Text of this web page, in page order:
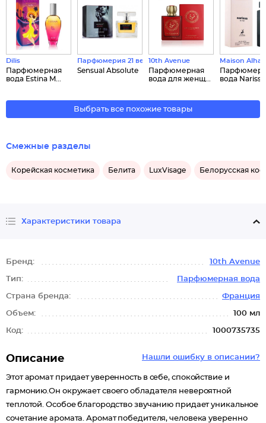
Dilis
Парфюмерная
вода Estina M...
Парфюмерия 21 века
Sensual Absolute
10th Avenue
Парфюмерная
вода для женщ...
Maison
вода Narissa
Выбрать все похожие товары
Смежные разделы
Корейская косметика Белита LuxVisage Белорусская
Характеристики товара
Бренд: 10th Avenue
Тип: Парфюмерная вода
Страна бренда: Франция
Объем: 100 мл
Код: 1000735735
Нашли ошибку в описании?
Описание
Этот аромат придает уверенность в себе, спокойствие и
гармонию.Он окружает своего обладателя невероятной
теплотой. Особое благородство звучанию придает уникальное
сочетание аромата. Аромат победителя, человека уверенно